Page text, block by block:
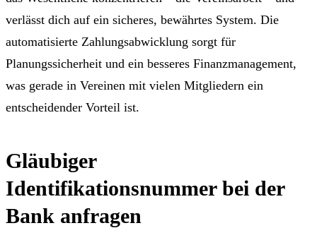
verlässt dich auf ein sicheres, bewährtes System. Die
automatisierte Zahlungsabwicklung sorgt für
Planungssicherheit und ein besseres Finanzmanagement,
was gerade in Vereinen mit vielen Mitgliedern ein
entscheidender Vorteil ist.
Gläubiger
Identifikationsnummer bei der
Bank anfragen